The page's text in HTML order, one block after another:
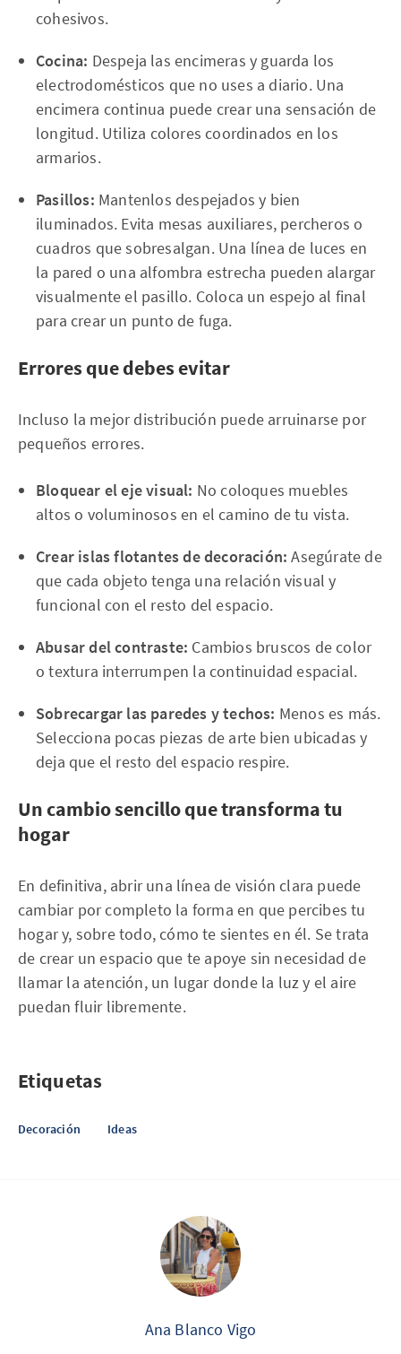
cohesivos.
Cocina: Despeja las encimeras y guarda los
electrodomésticos que no uses a diario. Una
encimera continua puede crear una sensación de
longitud. Utiliza colores coordinados en los
armarios.
Pasillos: Mantenlos despejados y bien
iluminados. Evita mesas auxiliares, percheros o
cuadros que sobresalgan. Una línea de luces en
la pared o una alfombra estrecha pueden alargar
visualmente el pasillo. Coloca un espejo al final
para crear un punto de fuga.
Errores que debes evitar
Incluso la mejor distribución puede arruinarse por
pequeños errores.
Bloquear el eje visual: No coloques muebles
altos o voluminosos en el camino de tu vista.
Crear islas flotantes de decoración: Asegúrate de
que cada objeto tenga una relación visual y
funcional con el resto del espacio.
Abusar del contraste: Cambios bruscos de color
o textura interrumpen la continuidad espacial.
Sobrecargar las paredes y techos: Menos es más.
Selecciona pocas piezas de arte bien ubicadas y
deja que el resto del espacio respire.
Un cambio sencillo que transforma tu
hogar
En definitiva, abrir una línea de visión clara puede
cambiar por completo la forma en que percibes tu
hogar y, sobre todo, cómo te sientes en él. Se trata
de crear un espacio que te apoye sin necesidad de
llamar la atención, un lugar donde la luz y el aire
puedan fluir libremente.
Etiquetas
Decoración Ideas
Ana Blanco Vigo